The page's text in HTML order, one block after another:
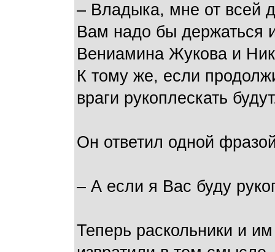
– Владыка, мне от всей
Вам надо бы держаться
Вениамина Жукова и
К тому же, если
враги рукоплескать
Он ответил одной
– А если я Вас буду
Теперь раскольники и